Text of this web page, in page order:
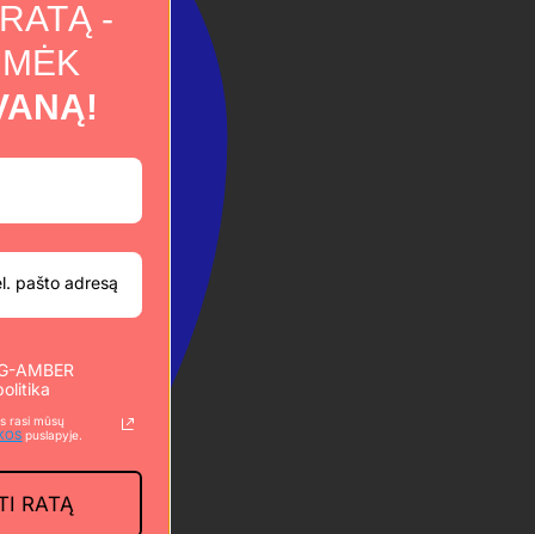
-
AMBER
rasi mūsų
puslapyje.
RATĄ